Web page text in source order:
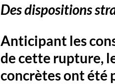
Des dispositions
Anticipant les
de cette rupture,
concrètes ont été